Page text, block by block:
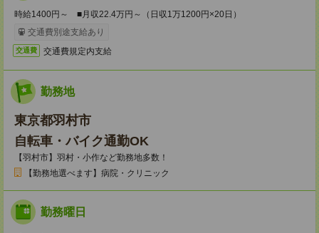
時給1400円～ ■月収22.4万円～（日収1万1200円×20日）
交通費別途支給あり
交通費 交通費規定内支給
勤務地
東京都羽村市
自転車・バイク通勤OK
【羽村市】羽村・小作など勤務地多数！
【勤務地選べます】病院・クリニック
勤務曜日